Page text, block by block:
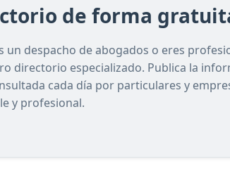
de forma
un despacho de abogados o eres
directorio especializado. Publica la
cada día por particulares y
y profesional.